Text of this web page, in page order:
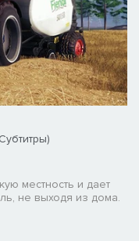
местность и дает
не выходя из дома.